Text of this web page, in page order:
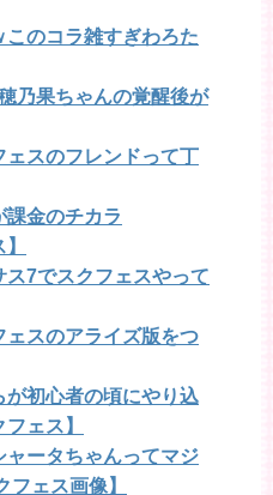
このコラ雑すぎわろた
乃果ちゃんの覚醒後が
ェスのフレンドって丁
課金のチカラ
ス7でスクフェスやって
ェスのアライズ版をつ
が初心者の頃にやり込
ェス】
ャータちゃんってマジ
ェス画像】